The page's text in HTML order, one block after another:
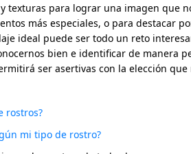
texturas para lograr una imagen que
más especiales, o para destacar
ideal puede ser todo un reto
bien e identificar de manera
ser asertivas con la elección que
rostros?
mi tipo de rostro?